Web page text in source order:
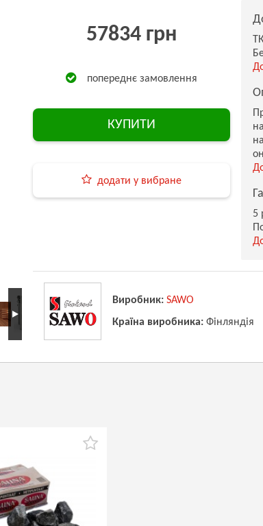
57834 грн
попереднє замовлення
КУПИТИ
додати у вибране
5
Виробник: SAWO
Країна виробника: Фінляндія